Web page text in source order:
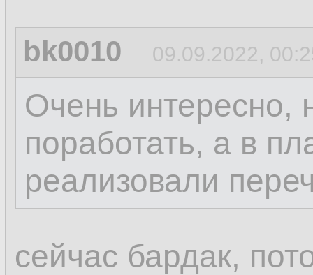
bk0010 09.09.2022,
Очень интересно,
поработать, а в
реализовали
сейчас бардак,